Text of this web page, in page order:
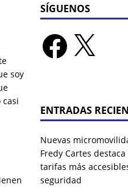
soy
SÍGUENOS
ENTRADAS
Nuevas
Fredy Cartes
tarifas más
seguridad